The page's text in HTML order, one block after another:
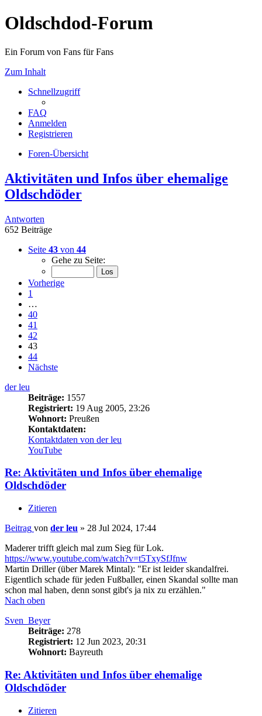
Oldschdod-Forum
Ein Forum von Fans für Fans
Zum Inhalt
Schnellzugriff
FAQ
Anmelden
Registrieren
Foren-Übersicht
Aktivitäten und Infos über ehemalige
Oldschdöder
Antworten
652 Beiträge
Seite 43 von 44
Gehe zu Seite:
Vorherige
1
…
40
41
42
43
44
Nächste
der leu
Beiträge: 1557
Registriert: 19 Aug 2005, 23:26
Wohnort: Preußen
Kontaktdaten:
Kontaktdaten von der leu
YouTube
Re: Aktivitäten und Infos über ehemalige
Oldschdöder
Zitieren
Beitrag von der leu » 28 Jul 2024, 17:44
Maderer trifft gleich mal zum Sieg für Lok.
https://www.youtube.com/watch?v=t5TxySfJfnw
Martin Driller (über Marek Mintal): "Er ist leider skandalfrei.
Eigentlich schade für jeden Fußballer, einen Skandal sollte man
schon mal haben, denn sonst gibt's ja nix zu erzählen."
Nach oben
Sven_Beyer
Beiträge: 278
Registriert: 12 Jun 2023, 20:31
Wohnort: Bayreuth
Re: Aktivitäten und Infos über ehemalige
Oldschdöder
Zitieren